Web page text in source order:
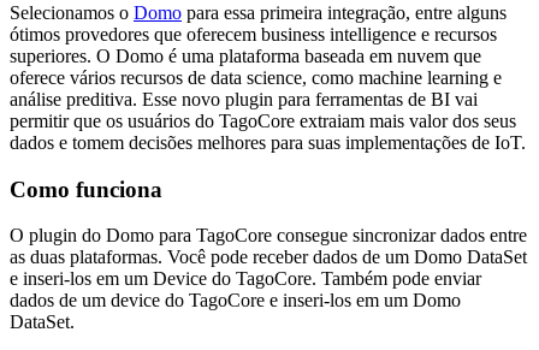
Selecionamos o Domo para essa primeira integração, entre alguns
ótimos provedores que oferecem business intelligence e recursos
superiores. O Domo é uma plataforma baseada em nuvem que
oferece vários recursos de data science, como machine learning e
análise preditiva. Esse novo plugin para ferramentas de BI vai
permitir que os usuários do TagoCore extraiam mais valor dos seus
dados e tomem decisões melhores para suas implementações de IoT.
Como funciona
O plugin do Domo para TagoCore consegue sincronizar dados entre
as duas plataformas. Você pode receber dados de um Domo DataSet
e inseri-los em um Device do TagoCore. Também pode enviar
dados de um device do TagoCore e inseri-los em um Domo
DataSet.